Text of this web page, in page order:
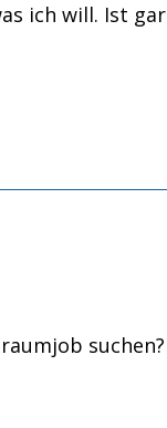
ich will. Ist gar
suchen?